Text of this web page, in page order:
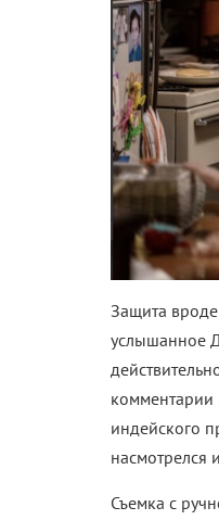
Защита
услышанное
комментарии
индейского
насмотрелся
Съемка с